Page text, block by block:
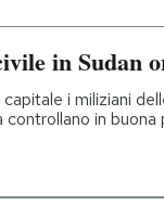
in Sudan
i miliziani
controllano in